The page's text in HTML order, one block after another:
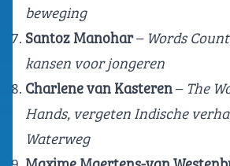
beweging
Santoz Manohar– Words
kansen voor jongeren
Charlene van Kasteren– The
Hands, vergeten Indische
Waterweg